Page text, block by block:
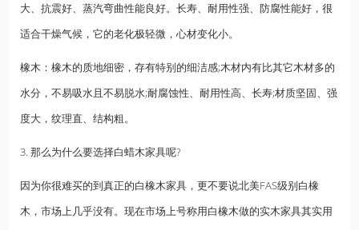
大、抗震好、蒸汽弯曲性能良好。长寿、耐用性强、防腐性能好，很
适合干燥气候，它的老化极轻微，心材变化小。
橡木：橡木的质地细密，存有特别的细洁感;木材内有比其它木材多的
水分，不易吸水且不易脱水;耐腐蚀性、耐用性高、长寿;材质坚固、强
度大，纹理直、结构粗。
3. 那么为什么要选择白蜡木家具呢?
因为你很难买的到真正的白橡木家具，更不要说北美FAS级别白橡
木，市场上几乎没有。现在市场上号称用白橡木做的实木家具其实用